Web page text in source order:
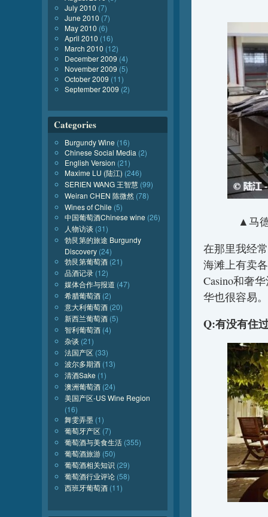
▲马
在那里我经
海滩上有卖
Casino和奢
华也很容易。
Q:有没有住
July 2010 (7)
June 2010 (7)
May 2010 (6)
April 2010 (16)
March 2010 (12)
December 2009 (4)
November 2009 (5)
October 2009 (11)
September 2009 (2)
Categories
Burgundy Wine (16)
Chinese Social Media (2)
English Version (21)
Maxime LU (陆江) (246)
SERIEN WANG 王智慧 (99)
Weiran CHEN 陈微然 (78)
Wines of Chile (5)
中国葡萄酒Chinese wine (26)
人物访谈 (31)
勃艮第的旅途 Burgundy
Discovery (24)
勃艮第葡萄酒 (21)
品酒记录 (12)
媒体合作与报道 (47)
希腊葡萄酒 (2)
意大利葡萄酒 (20)
新西兰葡萄酒 (5)
智利葡萄酒 (4)
杂谈 (21)
法国产区 (33)
波尔多期酒 (13)
清酒Sake (1)
澳洲葡萄酒 (24)
美国产区-US Wine Region
(16)
舞雯弄墨 (1)
葡萄牙产区 (7)
葡萄酒与美食生活 (355)
葡萄酒旅游 (50)
葡萄酒相关知识 (29)
葡萄酒行业评论 (58)
西班牙葡萄酒 (11)